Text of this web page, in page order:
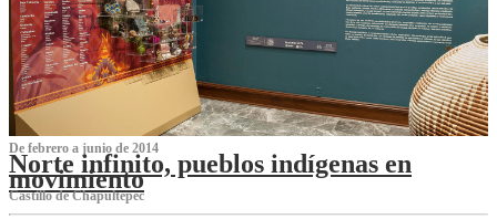
De febrero a junio de 2014
Norte infinito, pueblos indígenas en
movimiento
Castillo de Chapultepec